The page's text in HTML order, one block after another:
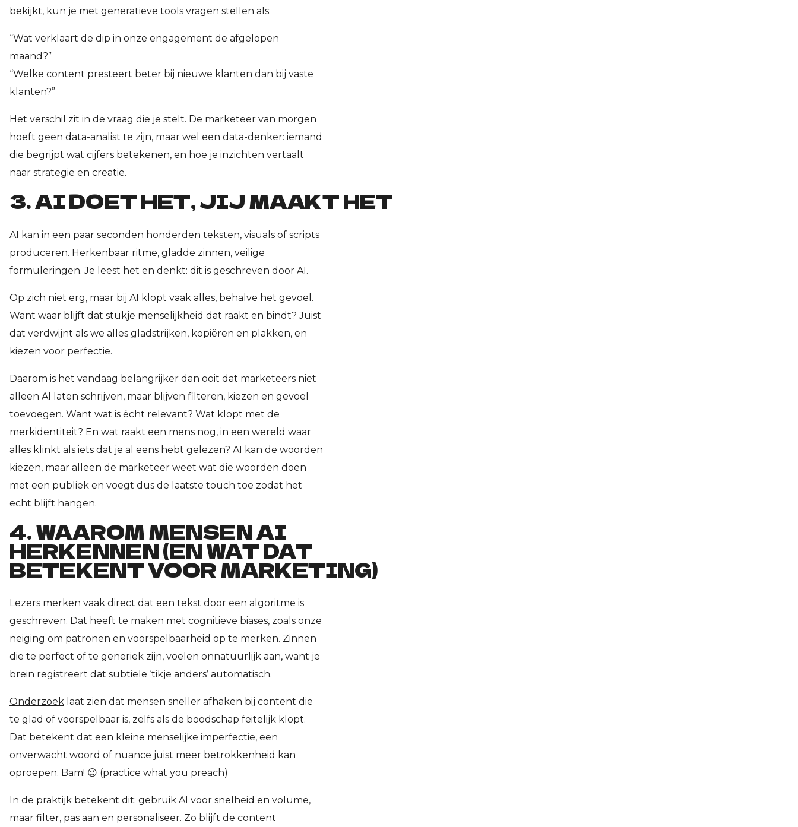
bekijkt, kun je met generatieve tools vragen stellen als:
“Wat verklaart de dip in onze engagement de afgelopen
maand?”
“Welke content presteert beter bij nieuwe klanten dan bij vaste
klanten?”
Het verschil zit in de vraag die je stelt. De marketeer van morgen
hoeft geen data-analist te zijn, maar wel een data-denker: iemand
die begrijpt wat cijfers betekenen, en hoe je inzichten vertaalt
naar strategie en creatie.
3. AI DOET HET, JIJ MAAKT HET
AI kan in een paar seconden honderden teksten, visuals of scripts
produceren. Herkenbaar ritme, gladde zinnen, veilige
formuleringen. Je leest het en denkt: dit is geschreven door AI.
Op zich niet erg, maar bij AI klopt vaak alles, behalve het gevoel.
Want waar blijft dat stukje menselijkheid dat raakt en bindt? Juist
dat verdwijnt als we alles gladstrijken, kopiëren en plakken, en
kiezen voor perfectie.
Daarom is het vandaag belangrijker dan ooit dat marketeers niet
alleen AI laten schrijven, maar blijven filteren, kiezen en gevoel
toevoegen. Want wat is écht relevant? Wat klopt met de
merkidentiteit? En wat raakt een mens nog, in een wereld waar
alles klinkt als iets dat je al eens hebt gelezen? AI kan de woorden
kiezen, maar alleen de marketeer weet wat die woorden doen
met een publiek en voegt dus de laatste touch toe zodat het
echt blijft hangen.
4. WAAROM MENSEN AI
HERKENNEN (EN WAT DAT
BETEKENT VOOR MARKETING)
Lezers merken vaak direct dat een tekst door een algoritme is
geschreven. Dat heeft te maken met cognitieve biases, zoals onze
neiging om patronen en voorspelbaarheid op te merken. Zinnen
die te perfect of te generiek zijn, voelen onnatuurlijk aan, want je
brein registreert dat subtiele ‘tikje anders’ automatisch.
Onderzoek laat zien dat mensen sneller afhaken bij content die
te glad of voorspelbaar is, zelfs als de boodschap feitelijk klopt.
Dat betekent dat een kleine menselijke imperfectie, een
onverwacht woord of nuance juist meer betrokkenheid kan
oproepen. Bam! 😉 (practice what you preach)
In de praktijk betekent dit: gebruik AI voor snelheid en volume,
maar filter, pas aan en personaliseer. Zo blijft de content